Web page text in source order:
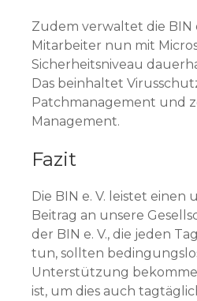
Zudem verwaltet die BIN
Mitarbeiter nun mit
Sicherheitsniveau
Das beinhaltet
Patchmanagement und
Management.
Fazit
Die BIN e. V. leistet einen
Beitrag an unsere
der BIN e. V., die jeden
tun, sollten
Unterstützung
ist, um dies auch